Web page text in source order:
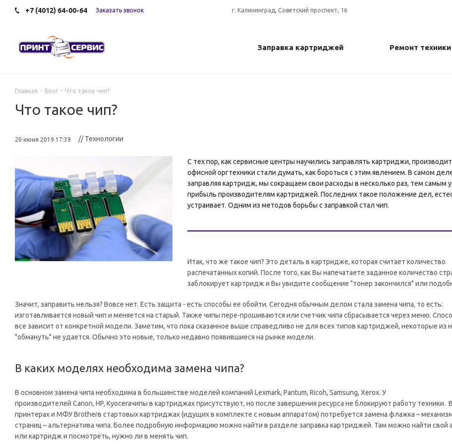
+7 (4012) 64-00-64 Заказать звонок г. Калининград, Советский проспект, 16
Заправка картриджей Ремонт техники
Главная - Блог - Что такое чип?
Что такое чип?
20 июня 2019 17:39 // Технологии
С тех пор, как сервисные центры научились заправлять картриджи,
офисной оргтехники стали думать, как бороться с этим явлением. В самом
заправляя картридж, мы сокращаем свои расходы в несколько раз, тем самым
прибыль производителям картриджей. Последних такое положение дел,
устраивает. Одним из методов борьбы с заправкой стал чип.
Итак, что же такое чип? Это деталь в картридже, которая считает количество
распечатанных копий. После того, как Вы напечатаете заданное количество
заблокирует картридж и Вы увидите сообщение "тонер закончился" или
Значит, заправить нельзя? Вовсе нет. Есть защита - есть способы ее обойти. Сегодня обычным делом стала замена чипа, то есть:
изготавливается новый чип и меняется на старый. Также чипы пере-прошиваются или счетчик чипа сбрасывается через меню.
все зависит от конкретной модели. Заметим, что пока сказанное выше справедливо не для всех типов картриджей, некоторые из
"обмануть" не удается. Обычно это новые, только недавно появившиеся на рынке модели.
В каких моделях необходима замена чипа?
В основном замена чипа необходима в большинстве моделей компаний Lexmark, Pantum, Ricoh, Samsung, Xerox. У
производителей Canon, HP, Kyoceraчипы в картриджах присутствуют, но после завершения ресурса не блокируют работу техники. В
принтерах и МФУ Brotherв стартовых картриджах (идущих в комплекте с новым аппаратом) потребуется замена флажка –
страниц – альтернатива чипа. Более подробную информацию можно найти в разделе заправка картриджей. Там можно найти свой
или картридж и посмотреть, нужно ли в менять чип.